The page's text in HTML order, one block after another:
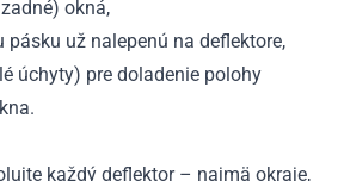
okná,
už nalepenú na deflektore,
úchyty) pre doladenie polohy
každý deflektor – najmä okraje,